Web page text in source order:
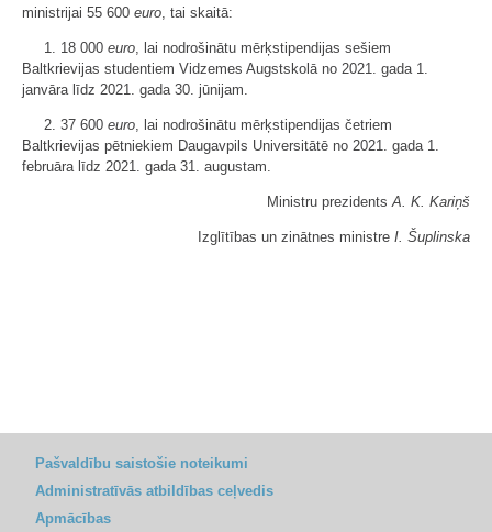
ministrijai 55 600 euro, tai skaitā:
1. 18 000 euro, lai nodrošinātu mērķstipendijas sešiem
Baltkrievijas studentiem Vidzemes Augstskolā no 2021. gada 1.
janvāra līdz 2021. gada 30. jūnijam.
2. 37 600 euro, lai nodrošinātu mērķstipendijas četriem
Baltkrievijas pētniekiem Daugavpils Universitātē no 2021. gada 1.
februāra līdz 2021. gada 31. augustam.
Ministru prezidentsA. K. Kariņš
Izglītības un zinātnes ministre I. Šuplinska
Pašvaldību saistošie noteikumi
Administratīvās atbildības ceļvedis
Apmācības